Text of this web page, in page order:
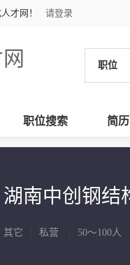
才网！ 请登录
职位
职位搜索 简
湖南中创钢结
其它 私营 50～100人